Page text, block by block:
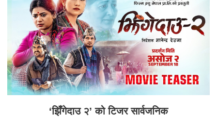
‘झिँगेदाउ २’ को टिजर सार्वजनिक